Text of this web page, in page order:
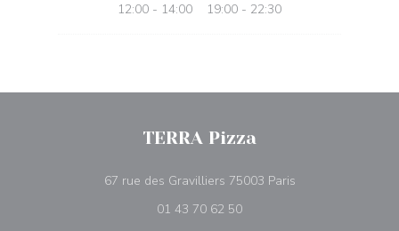
12:00 - 14:00 19:00 - 22:30
TERRA Pizza
67 rue des Gravilliers 75003 Paris((abre en una
01 43 70 62 50